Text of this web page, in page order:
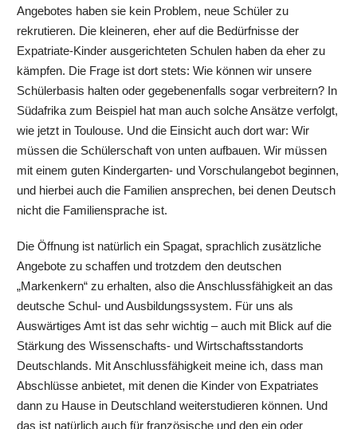
Angebotes haben sie kein Problem, neue Schüler zu
rekrutieren. Die kleineren, eher auf die Bedürfnisse der
Expatriate-Kinder ausgerichteten Schulen haben da eher zu
kämpfen. Die Frage ist dort stets: Wie können wir unsere
Schülerbasis halten oder gegebenenfalls sogar verbreitern? In
Südafrika zum Beispiel hat man auch solche Ansätze verfolgt,
wie jetzt in Toulouse. Und die Einsicht auch dort war: Wir
müssen die Schülerschaft von unten aufbauen. Wir müssen
mit einem guten Kindergarten- und Vorschulangebot beginnen,
und hierbei auch die Familien ansprechen, bei denen Deutsch
nicht die Familiensprache ist.
Die Öffnung ist natürlich ein Spagat, sprachlich zusätzliche
Angebote zu schaffen und trotzdem den deutschen
„Markenkern“ zu erhalten, also die Anschlussfähigkeit an das
deutsche Schul- und Ausbildungssystem. Für uns als
Auswärtiges Amt ist das sehr wichtig – auch mit Blick auf die
Stärkung des Wissenschafts- und Wirtschaftsstandorts
Deutschlands. Mit Anschlussfähigkeit meine ich, dass man
Abschlüsse anbietet, mit denen die Kinder von Expatriates
dann zu Hause in Deutschland weiterstudieren können. Und
das ist natürlich auch für französische und den ein oder